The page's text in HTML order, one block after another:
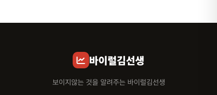
바이럴김선생
보이지않는 것을 알려주는 바이럴김선생